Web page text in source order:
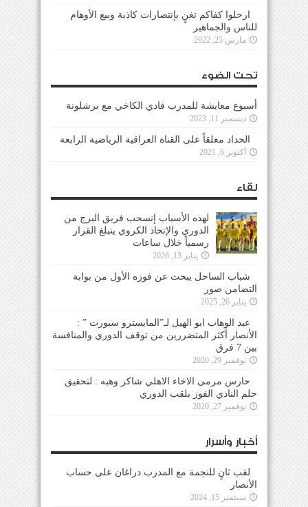
ارحلوا كفاكم تغنٍ بإنتصارات كاذبة وبيع الأوهام
للناس والجماهير
مارس 25, 2022
تحت الضوء
أسبوع معايشة للمدرب فادي الكاخي مع برشلونة
ديسمبر 11, 2023
الحداد معلقاً على القناة العراقية الرياضية الرابعة
أكتوبر 6, 2021
لقاء
لهذه الأسباب إنسحب فريق البرج من
الدوري والإتحاد الكروي يتبلغ القرار
رسمياً خلال ساعات
يناير 13, 2026
شباب الساحل يبحث عن فوزه الأول من بوابة
التضامن صور
يناير 26, 2025
عبد الوهاب ابو الهيل لـ”المايسترو سبورت ” :
الأنصار أكثر المتضررين من توقف الدوري والمنافسة
بين 7 فرق
نوفمبر 29, 2020
حارس مرمى الاخاء الاهلي شاكر وهبه : لتحقيق
حلم النادي الفوز بلقب الدوري
نوفمبر 27, 2020
أخبار وأسرار
لقب ثانٍ للنجمة مع المدرب دراغان على حساب
الأنصار
سبتمبر 15, 2024